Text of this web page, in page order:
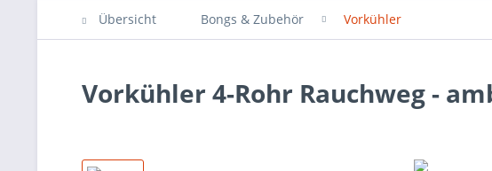
Übersicht Bongs & Zubehör Vorkühler
Vorkühler 4-Rohr Rauchweg -